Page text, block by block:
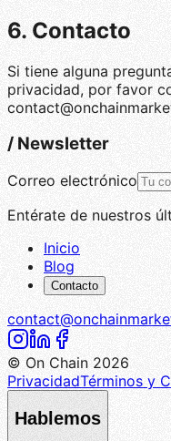
6. Contacto
Si tiene alguna
privacidad, por favor
/ Newsletter
Correo electrónico
Entérate de nuestros
Inicio
Blog
Contacto
© On Chain 2026
PrivacidadTérminos y
Hablemos